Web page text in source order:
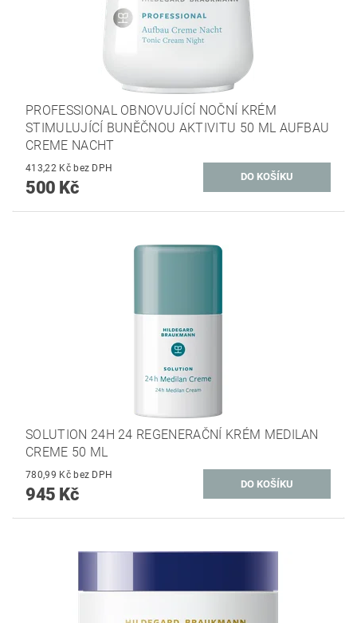
PROFESSIONAL OBNOVUJÍCÍ NOČNÍ KRÉM
STIMULUJÍCÍ BUNĚČNOU AKTIVITU 50 ML AUFBAU
CREME NACHT
413,22 Kč bez DPH
500 Kč
SOLUTION 24H 24 REGENERAČNÍ KRÉM MEDILAN
CREME 50 ML
780,99 Kč bez DPH
945 Kč